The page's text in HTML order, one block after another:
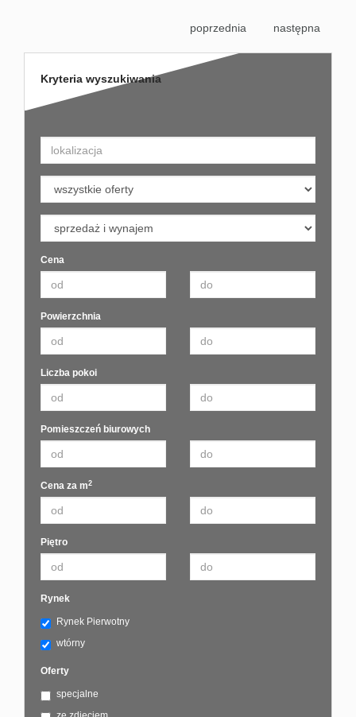
poprzednia następna
Kryteria wyszukiwania
Cena
Powierzchnia
Liczba pokoi
Pomieszczeń biurowych
Cena za m2
Piętro
Rynek
Rynek Pierwotny
wtórny
Oferty
specjalne